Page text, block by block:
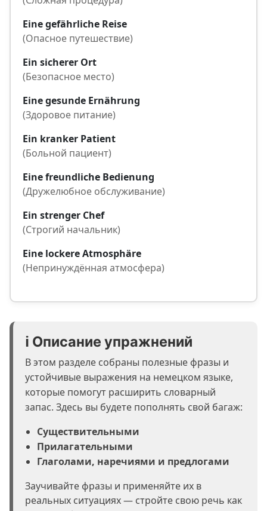
Eine gefährliche Reise
(Опасное путешествие)
Ein sicherer Ort
(Безопасное место)
Eine gesunde Ernährung
(Здоровое питание)
Ein kranker Patient
(Больной пациент)
Eine freundliche Bedienung
(Дружелюбное обслуживание)
Ein strenger Chef
(Строгий начальник)
Eine lockere Atmosphäre
(Непринуждённая атмосфера)
ℹ️ Описание упражнений
В этом разделе собраны полезные фразы и
устойчивые выражения на немецком языке,
которые помогут расширить словарный
запас. Здесь вы будете пополнять свой багаж:
Существительными
Прилагательными
Глаголами, наречиями и предлогами
Заучивайте фразы и применяйте их в
реальных ситуациях — стройте свою речь как